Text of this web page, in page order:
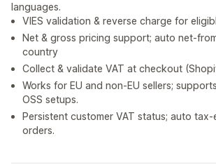
languages.
VIES validation & reverse charge for
Net & gross pricing support; auto net-
country
Collect & validate VAT at checkout
Works for EU and non-EU sellers;
OSS setups.
Persistent customer VAT status; auto
orders.